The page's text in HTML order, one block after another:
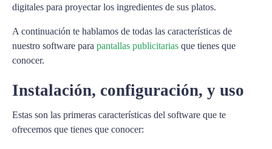
digitales para proyectar los ingredientes de sus platos.
A continuación te hablamos de todas las características de
nuestro software para pantallas publicitarias que tienes que
conocer.
Instalación, configuración, y uso
Estas son las primeras características del software que te
ofrecemos que tienes que conocer: